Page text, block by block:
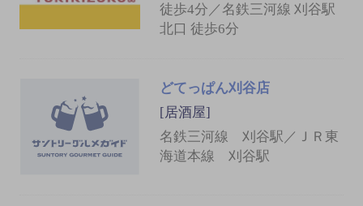
徒歩4分／名鉄三河線 刈谷駅
北口 徒歩6分
どてっぱん刈谷店
[居酒屋]
名鉄三河線 刈谷駅／ＪＲ東
海道本線 刈谷駅